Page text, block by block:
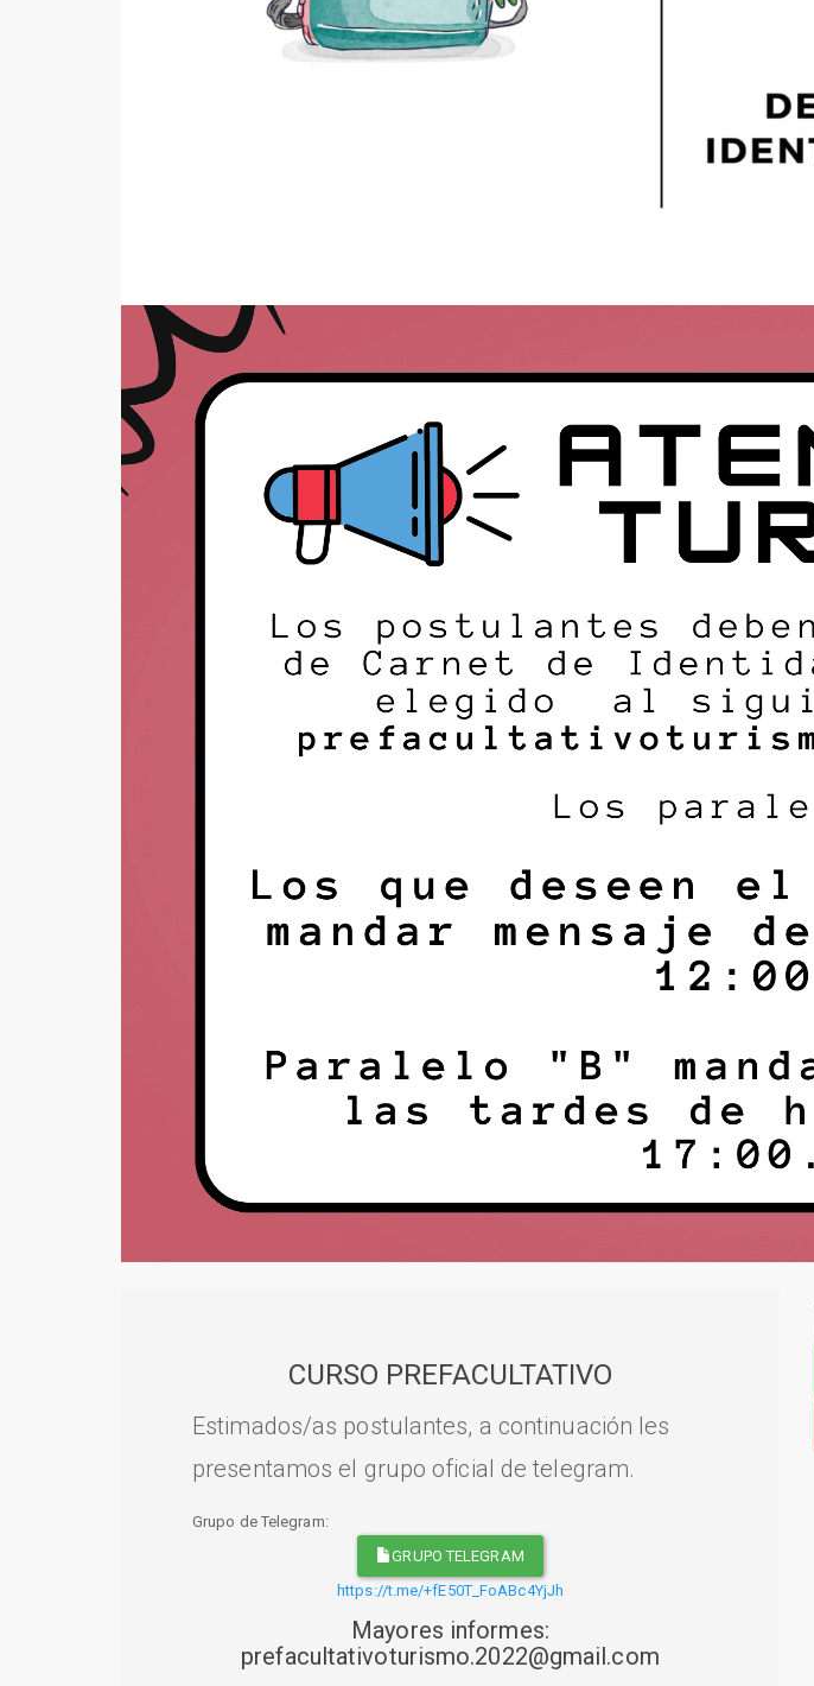
CURSO PREFACULTATIVO
Estimados/as postulantes, a continuación les
presentamos el grupo oficial de telegram.
Grupo de Telegram:
GRUPO TELEGRAM
https://t.me/+fE50T_FoABc4YjJh
Mayores informes:
prefacultativoturismo.2022@gmail.com